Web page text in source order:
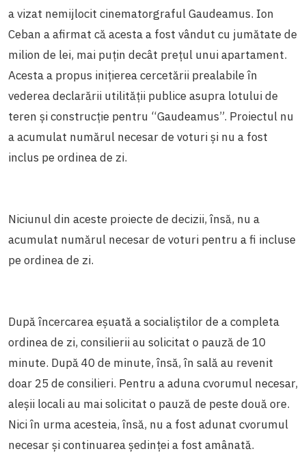
a vizat nemijlocit cinematorgraful Gaudeamus. Ion
Ceban a afirmat că acesta a fost vândut cu jumătate de
milion de lei, mai puțin decât prețul unui apartament.
Acesta a propus inițierea cercetării prealabile în
vederea declarării utilității publice asupra lotului de
teren și construcție pentru “Gaudeamus”. Proiectul nu
a acumulat numărul necesar de voturi și nu a fost
inclus pe ordinea de zi.
Niciunul din aceste proiecte de decizii, însă, nu a
acumulat numărul necesar de voturi pentru a fi incluse
pe ordinea de zi.
După încercarea eșuată a socialiștilor de a completa
ordinea de zi, consilierii au solicitat o pauză de 10
minute. După 40 de minute, însă, în sală au revenit
doar 25 de consilieri. Pentru a aduna cvorumul necesar,
aleșii locali au mai solicitat o pauză de peste două ore.
Nici în urma acesteia, însă, nu a fost adunat cvorumul
necesar și continuarea ședinței a fost amânată.